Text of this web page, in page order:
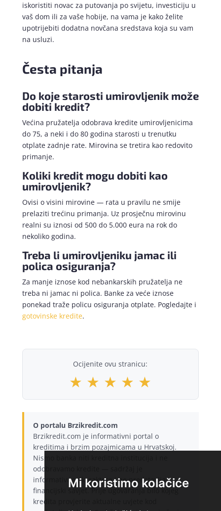
Mi koristimo kolačiće
iskoristiti novac za putovanja po svijetu, investiciju u
vaš dom ili za vaše hobije, na vama je kako želite
upotrijebiti dodatna novčana sredstava koja su vam
na usluzi.
Česta pitanja
Do koje starosti umirovljenik može
dobiti kredit?
Većina pružatelja odobrava kredite umirovljenicima
do 75, a neki i do 80 godina starosti u trenutku
otplate zadnje rate. Mirovina se tretira kao redovito
primanje.
Koliki kredit mogu dobiti kao
umirovljenik?
Ovisi o visini mirovine — rata u pravilu ne smije
prelaziti trećinu primanja. Uz prosječnu mirovinu
realni su iznosi od 500 do 5.000 eura na rok do
nekoliko godina.
Treba li umirovljeniku jamac ili
polica osiguranja?
Za manje iznose kod nebankarskih pružatelja ne
treba ni jamac ni polica. Banke za veće iznose
ponekad traže policu osiguranja otplate. Pogledajte i
gotovinske kredite.
Ocijenite ovu stranicu:
★ ★ ★ ★ ★
O portalu Brzikredit.com
Brzikredit.com je informativni portal o
kreditima i brzim pozajmicama u Hrvatskoj.
Nismo banka niti kreditna institucija i ne
odobravamo kredite — sadržaj je
informativnog karaktera i ne predstavlja
financijski savjet. Prije ugovaranja bilo kojeg
kredita provjerite aktualne uvjete kod